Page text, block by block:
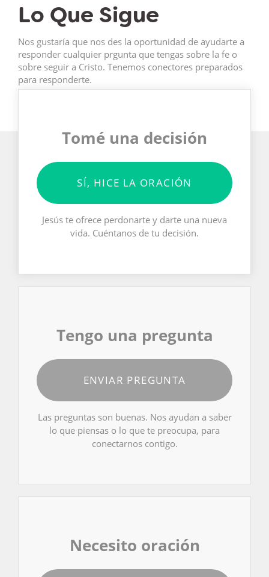
Lo Que Sigue
Nos gustaría que nos des la oportunidad de ayudarte a
responder cualquier prgunta que tengas sobre la fe o
sobre seguir a Cristo. Tenemos conectores preparados
para responderte.
Tomé una decisión
SÍ, HICE LA ORACIÓN
Jesús te ofrece perdonarte y darte una nueva
vida. Cuéntanos de tu decisión.
Tengo una pregunta
ENVIAR PREGUNTA
Las preguntas son buenas. Nos ayudan a saber
lo que piensas o lo que te preocupa, para
conectarnos contigo.
Necesito oración